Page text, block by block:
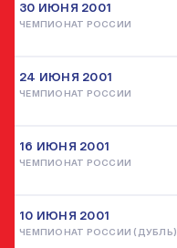
30 ИЮНЯ 2001
ЧЕМПИОНАТ РОССИИ
24 ИЮНЯ 2001
ЧЕМПИОНАТ РОССИИ
16 ИЮНЯ 2001
ЧЕМПИОНАТ РОССИИ
10 ИЮНЯ 2001
ЧЕМПИОНАТ РОССИИ (ДУБЛЬ)